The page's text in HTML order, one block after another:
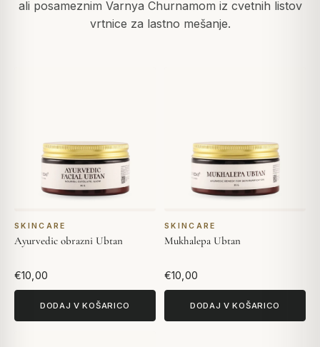
ali posameznim Varnya Churnamom iz cvetnih listov
vrtnice za lastno mešanje.
SKINCARE
Ayurvedic obrazni Ubtan
€10,00
DODAJ V KOŠARICO
SKINCARE
Mukhalepa Ubtan
€10,00
DODAJ V KOŠARICO